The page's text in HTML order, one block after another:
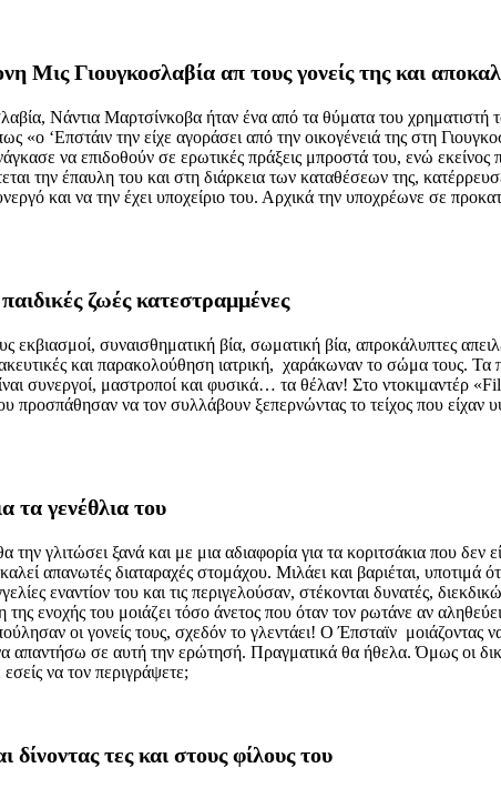
Μις Γιουγκοσλαβία απ τους γονείς της και
Νάντια Μαρτσίνκοβα ήταν ένα από τα θύματα του
«ο ‘Επστάιν την είχε αγοράσει από την οικογένειά της στη
να επιδοθούν σε ερωτικές πράξεις μπροστά του, ενώ
την έπαυλη του και στη διάρκεια των καταθέσεων της,
και να την έχει υποχείριο του. Αρχικά την υποχρέωνε σε
ζωές κατεστραμμένες
εκβιασμοί, συναισθηματική βία, σωματική βία, απροκάλυπτες
και παρακολούθηση ιατρική, χαράκωναν το σώμα τους. Τα
συνεργοί, μαστροποί και φυσικά… τα θέλαν! Στο
προσπάθησαν να τον συλλάβουν ξεπερνώντας το τείχος που είχαν
τα γενέθλια του
γλιτώσει ξανά και με μια αδιαφορία για τα κοριτσάκια που
απανωτές διαταραχές στομάχου. Μιλάει και βαριέται, υποτιμά
εναντίον του και τις περιγελούσαν, στέκονται δυνατές,
της ενοχής του μοιάζει τόσο άνετος που όταν τον ρωτάνε αν
οι γονείς τους, σχεδόν το γλεντάει! Ο Έπσταϊν
απαντήσω σε αυτή την ερώτησή. Πραγματικά θα ήθελα. Όμως οι
να τον περιγράψετε;
τες και στους φίλους του